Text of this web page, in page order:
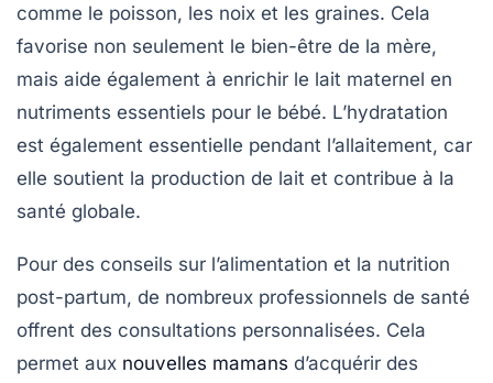
comme le poisson, les noix et les graines. Cela
favorise non seulement le bien-être de la mère,
mais aide également à enrichir le lait maternel en
nutriments essentiels pour le bébé. L’hydratation
est également essentielle pendant l’allaitement, car
elle soutient la production de lait et contribue à la
santé globale.
Pour des conseils sur l’alimentation et la nutrition
post-partum, de nombreux professionnels de santé
offrent des consultations personnalisées. Cela
permet aux nouvelles mamans d’acquérir des